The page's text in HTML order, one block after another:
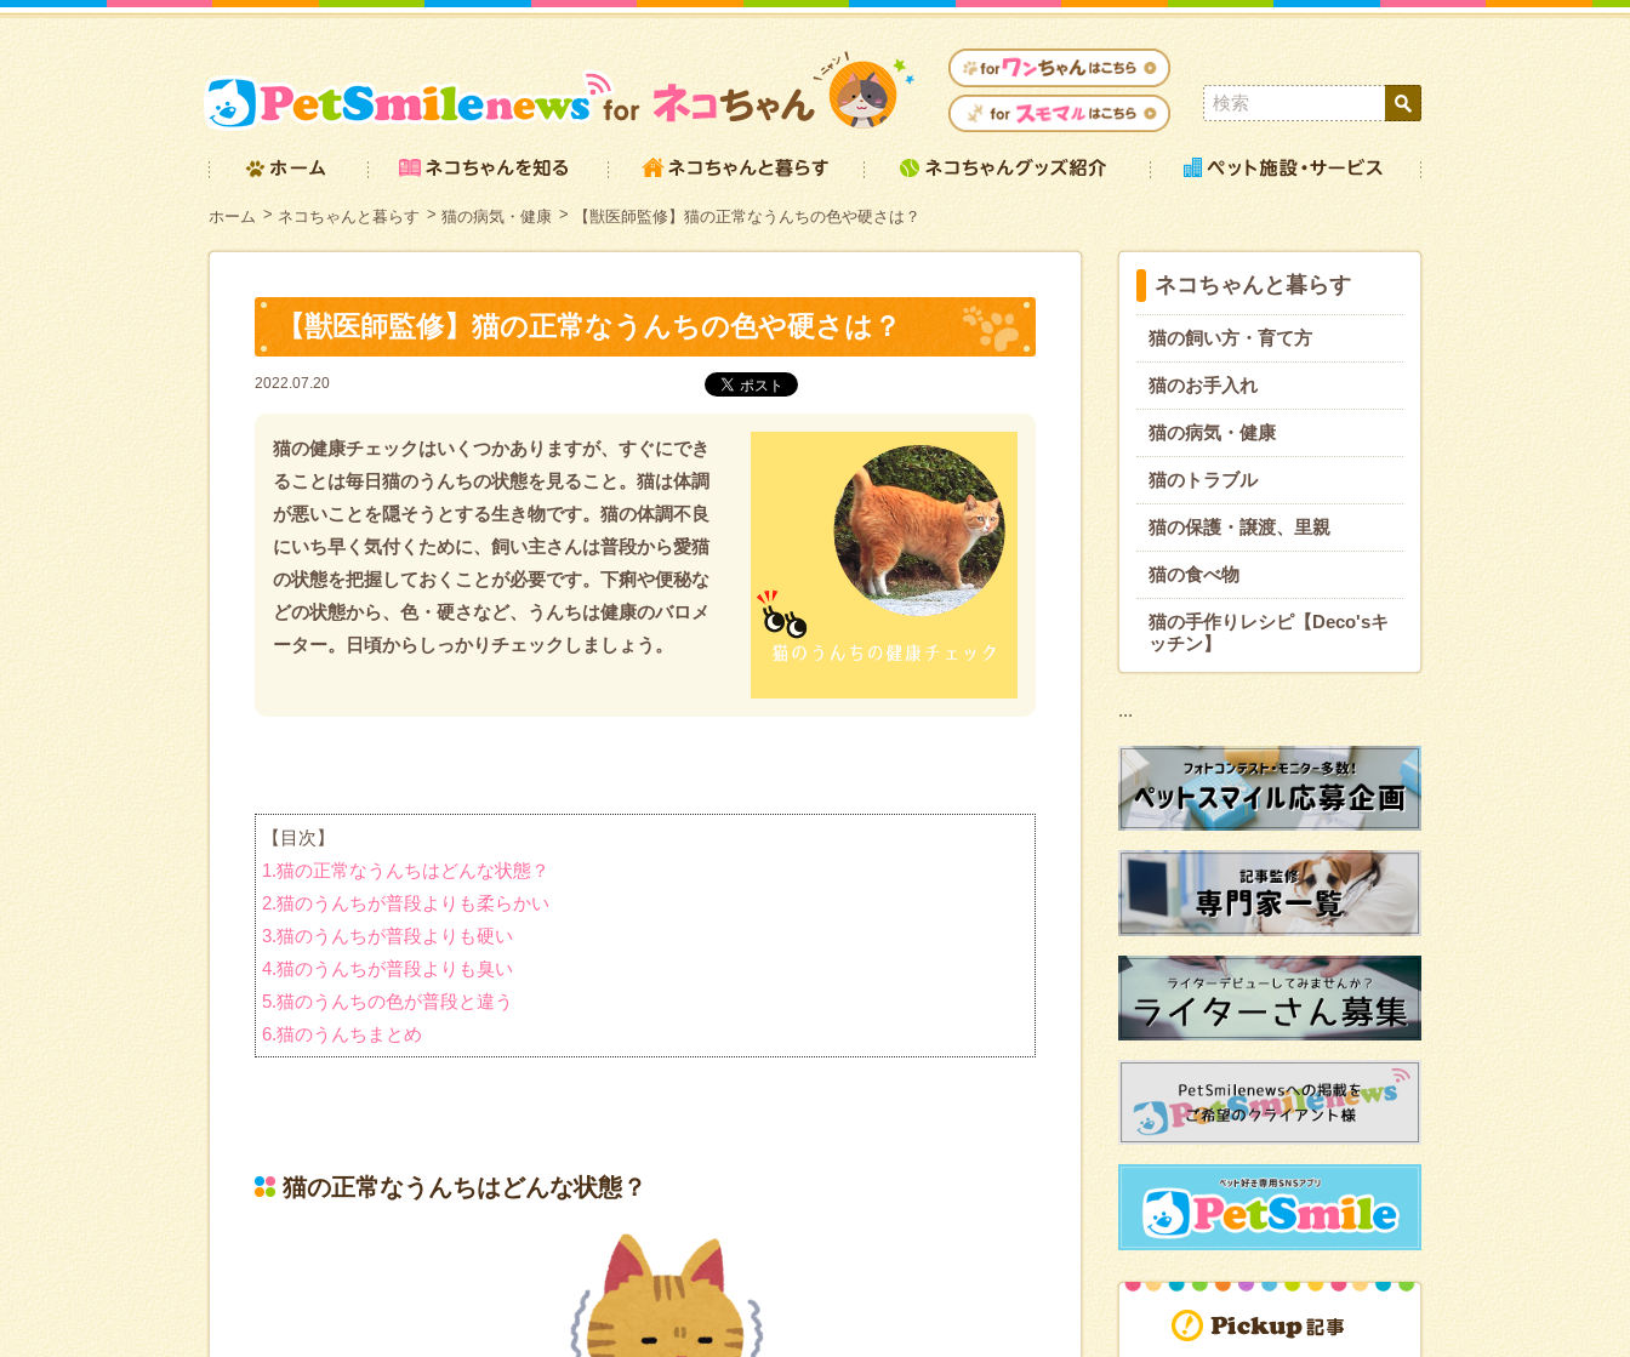
ホーム ネコちゃんと暮らす 猫の病気・健康 【獣医師監修】猫の正常なうんちの色や硬さは？
【獣医師監修】猫の正常なうんちの色や硬さは？
2022.07.20
猫の健康チェックはいくつかありますが、すぐにでき
ることは毎日猫のうんちの状態を見ること。猫は体調
が悪いことを隠そうとする生き物です。猫の体調不良
にいち早く気付くために、飼い主さんは普段から愛猫
の状態を把握しておくことが必要です。下痢や便秘な
どの状態から、色・硬さなど、うんちは健康のバロメ
ーター。日頃からしっかりチェックしましょう。
【目次】
1.猫の正常なうんちはどんな状態？
2.猫のうんちが普段よりも柔らかい
3.猫のうんちが普段よりも硬い
4.猫のうんちが普段よりも臭い
5.猫のうんちの色が普段と違う
6.猫のうんちまとめ
猫の正常なうんちはどんな状態？
ネコちゃんと暮らす
猫の飼い方・育て方
猫のお手入れ
猫の病気・健康
猫のトラブル
猫の保護・譲渡、里親
猫の食べ物
猫の手作りレシピ【Deco'sキ
ッチン】
...